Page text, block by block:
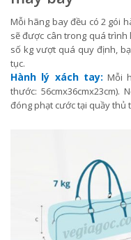
Mỗi hãng bay đều có 2 gói
sẽ được cân trong quá trình
số kg vượt quá quy định,
tục.
Hành lý xách tay: Mỗi
thước:
đóng phạt cước tại quầy thủ